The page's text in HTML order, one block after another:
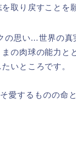
取り戻すことを
の思い…世界の真
の肉球の能力と
いところです。
愛するものの命